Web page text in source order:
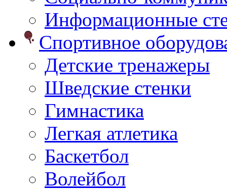
Информационные
Спортивное
Детские тренажеры
Шведские стенки
Гимнастика
Легкая атлетика
Баскетбол
Волейбол